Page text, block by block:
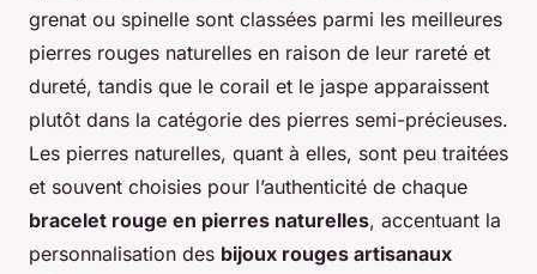
grenat ou spinelle sont classées parmi les meilleures
pierres rouges naturelles en raison de leur rareté et
dureté, tandis que le corail et le jaspe apparaissent
plutôt dans la catégorie des pierres semi-précieuses.
Les pierres naturelles, quant à elles, sont peu traitées
et souvent choisies pour l’authenticité de chaque
bracelet rouge en pierres naturelles, accentuant la
personnalisation des bijoux rouges artisanaux